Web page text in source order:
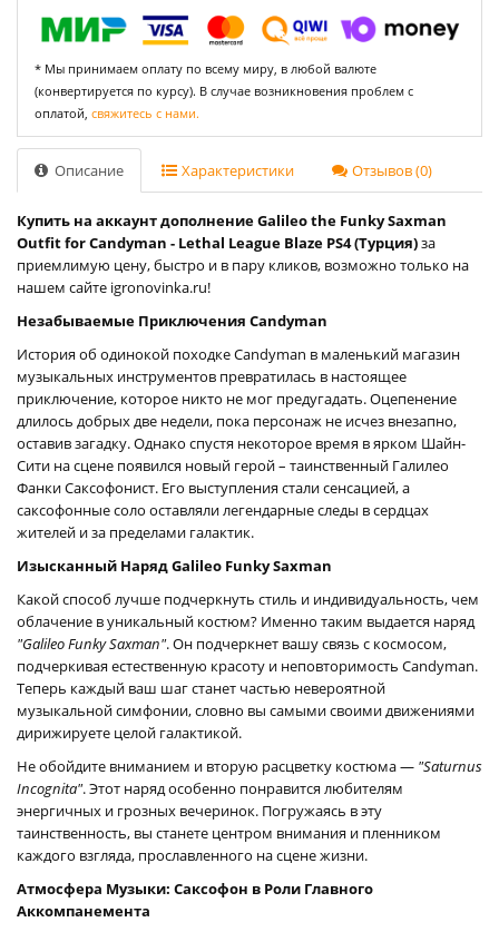
* Мы принимаем оплату по всему миру, в любой валюте
(конвертируется по курсу). В случае возникновения проблем с
оплатой, свяжитесь с нами.
Описание Характеристики Отзывов (0)
Купить на аккаунт дополнение Galileo the Funky Saxman
Outfit for Candyman - Lethal League Blaze PS4 (Турция)за
приемлимую цену, быстро и в пару кликов, возможно только на
нашем сайте igronovinka.ru!
Незабываемые Приключения Candyman
История об одинокой походке Candyman в маленький магазин
музыкальных инструментов превратилась в настоящее
приключение, которое никто не мог предугадать. Оцепенение
длилось добрых две недели, пока персонаж не исчез внезапно,
оставив загадку. Однако спустя некоторое время в ярком Шайн-
Сити на сцене появился новый герой – таинственный Галилео
Фанки Саксофонист. Его выступления стали сенсацией, а
саксофонные соло оставляли легендарные следы в сердцах
жителей и за пределами галактик.
Изысканный Наряд Galileo Funky Saxman
Какой способ лучше подчеркнуть стиль и индивидуальность, чем
облачение в уникальный костюм? Именно таким выдается наряд
"Galileo Funky Saxman". Он подчеркнет вашу связь с космосом,
подчеркивая естественную красоту и неповторимость Candyman.
Теперь каждый ваш шаг станет частью невероятной
музыкальной симфонии, словно вы самыми своими движениями
дирижируете целой галактикой.
Не обойдите вниманием и вторую расцветку костюма — "Saturnus
Incognita". Этот наряд особенно понравится любителям
энергичных и грозных вечеринок. Погружаясь в эту
таинственность, вы станете центром внимания и пленником
каждого взгляда, прославленного на сцене жизни.
Атмосфера Музыки: Саксофон в Роли Главного
Аккомпанемента